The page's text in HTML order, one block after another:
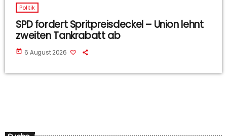
Politik
SPD fordert Spritpreisdeckel – Union lehnt
zweiten Tankrabatt ab
today 6 August 2026